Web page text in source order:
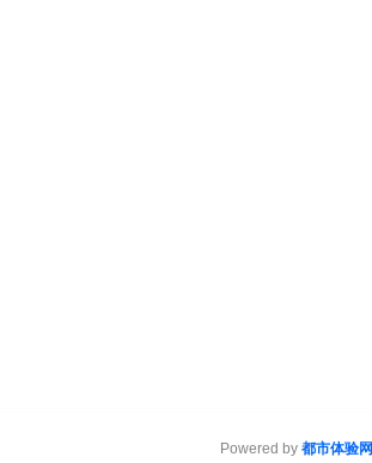
Powered by 都市体验网